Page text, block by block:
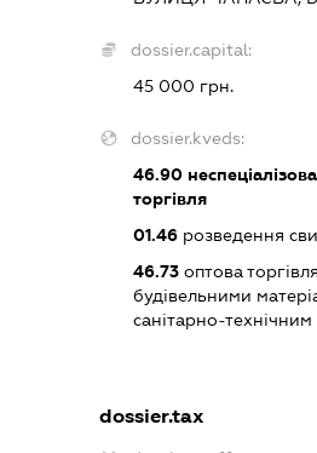
dossier.capital:
45 000 грн.
dossier.kveds:
46.90
торгівля
01.46розведення
46.73оптова
будівельними
санітарно-
dossier.tax